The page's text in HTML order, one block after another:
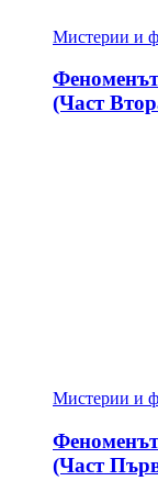
Мистерии и
(Част
Мистерии и
(Част